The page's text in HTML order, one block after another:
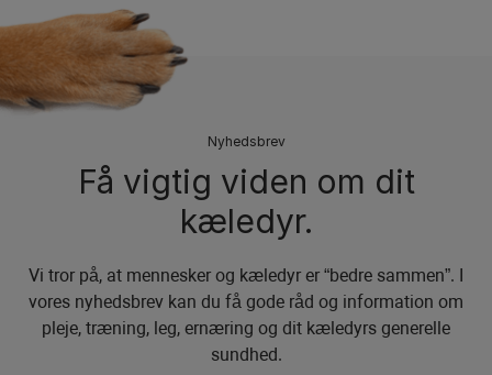
Nyhedsbrev
Få vigtig viden om dit
kæledyr.
Vi tror på, at mennesker og kæledyr er “bedre sammen”. I
vores nyhedsbrev kan du få gode råd og information om
pleje, træning, leg, ernæring og dit kæledyrs generelle
sundhed.